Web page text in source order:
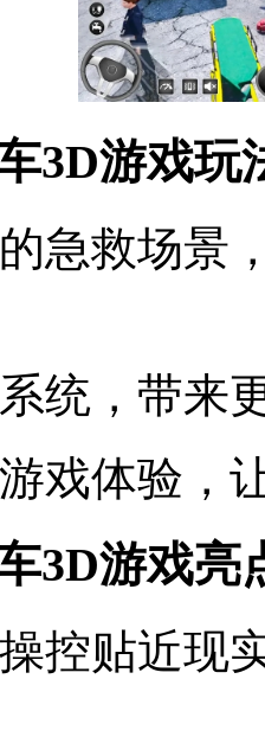
3D游戏玩
急救场景
统，带来
戏体验，
3D游戏亮
控贴近现